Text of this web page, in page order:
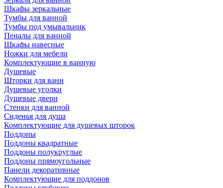
Шкафы зеркальные
Тумбы для ванной
Тумбы под умывальник
Пеналы для ванной
Шкафы навесные
Ножки для мебели
Комплектующие в ванную
Душевые
Шторки для ванн
Душевые уголки
Душевые двери
Стенки для ванной
Сиденья для душа
Комплектующие для душевых шторок
Поддоны
Поддоны квадратные
Поддоны полукруглые
Поддоны прямоугольные
Панели декоративные
Комплектующие для поддонов